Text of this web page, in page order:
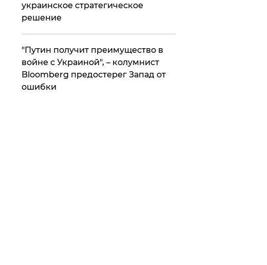
украинское стратегическое
решение
"Путин получит преимущество в
войне с Украиной", – колумнист
Bloomberg предостерег Запад от
ошибки